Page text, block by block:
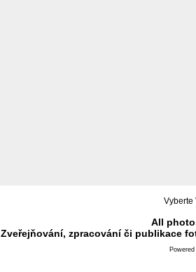
Vyberte
All
Zveřejňování, zpracování či publikace